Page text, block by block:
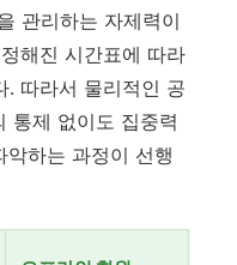
관리하는 자제력이
해진 시간표에 따라
. 따라서 물리적인 공
통제 없이도 집중력
하는 과정이 선행